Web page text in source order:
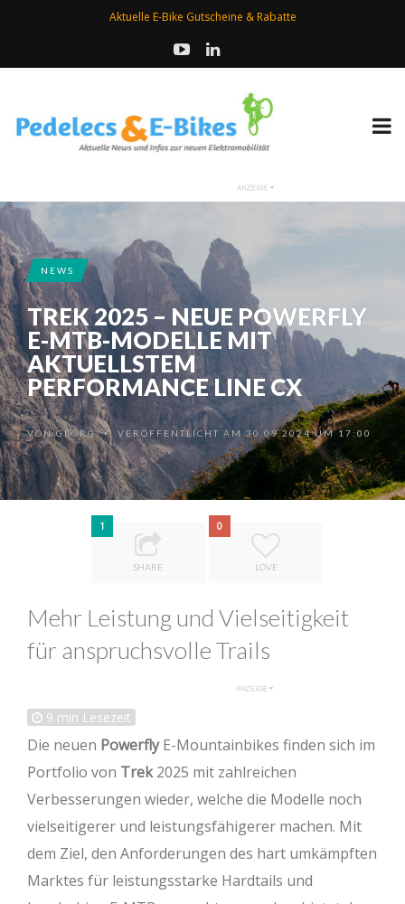
Aktuelle E-Bike Gutscheine & Rabatte
NEWS
TREK 2025 – NEUE POWERFLY
E-MTB-MODELLE MIT
AKTUELLSTEM
PERFORMANCE LINE CX
VONGEORG • VERÖFFENTLICHT AM 30.09.2024 UM 17:00
1
SHARE
0
LOVE
Mehr Leistung und Vielseitigkeit
für anspruchsvolle Trails
9 min Lesezeit
Die neuen PowerflyE-Mountainbikes finden sich im
Portfolio von Trek2025 mit zahlreichen
Verbesserungen wieder, welche die Modelle noch
vielseitigerer und leistungsfähigerer machen. Mit
dem Ziel, den Anforderungen des hart umkämpften
Marktes für leistungsstarke Hardtails und